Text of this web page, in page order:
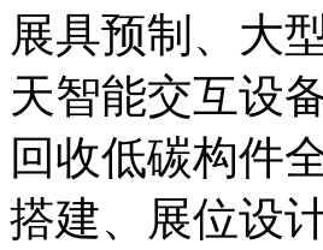
展具预制、大
天智能交互设
回收低碳构件
搭建、展位设